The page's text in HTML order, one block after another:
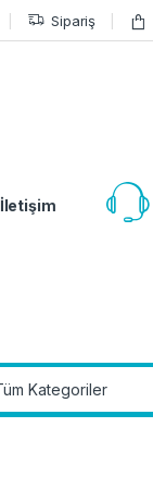
Sipariş
İletişim